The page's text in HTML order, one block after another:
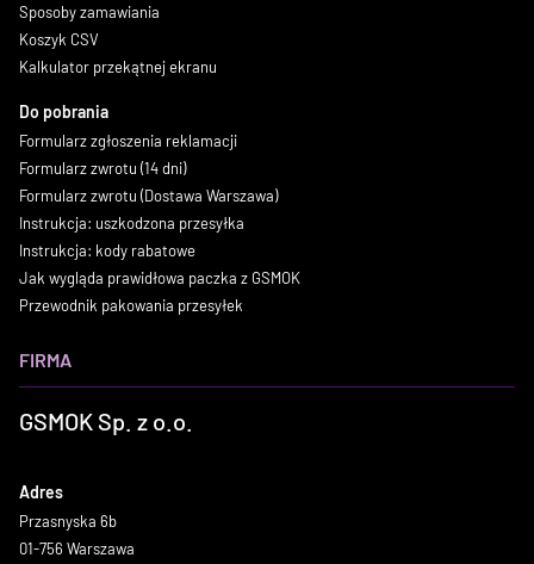
Sposoby zamawiania
Koszyk CSV
Kalkulator przekątnej ekranu
Do pobrania
Formularz zgłoszenia reklamacji
Formularz zwrotu (14 dni)
Formularz zwrotu (Dostawa Warszawa)
Instrukcja: uszkodzona przesyłka
Instrukcja: kody rabatowe
Jak wygląda prawidłowa paczka z GSMOK
Przewodnik pakowania przesyłek
FIRMA
GSMOK Sp. z o.o.
Adres
Przasnyska 6b
01-756 Warszawa